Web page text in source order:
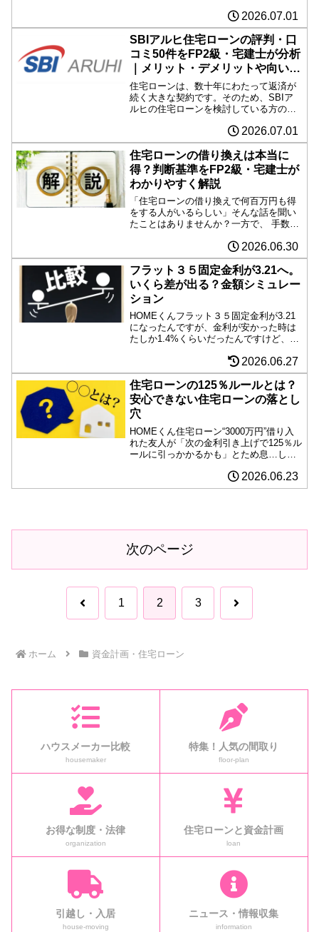
しょう。特にフラット35の取扱実績で知
られていますが、メリットばかりに注目
して契約すると...
2026.07.01
SBIアルヒ住宅ローンの評判・口
コミ50件をFP2級・宅建士が分析
｜メリット・デメリットや向いて
いる人も解説
住宅ローンは、数十年にわたって返済が
続く大きな契約です。そのため、SBIア
ルヒの住宅ローンを検討している方の中
コミは良い？悪い？」 「フラット35を選
んで後悔しない？」と気になっている方
も多いでしょう...
2026.07.01
住宅ローンの借り換えは本当に
得？判断基準をFP2級・宅建士が
わかりやすく解説
「住宅ローンの借り換えで何百万円も得
をする人がいるらしい」そんな話を聞い
たことはありませんか？一方で、 手数料
は？ 今のままの方が安心？と迷っている
人も多いでしょう。HOMEくんHOMEく
ん「先生、借り...
2026.06.30
フラット３５固定金利が3.21へ。
いくら差が出る？金額シミュレー
ション
HOMEくんフラット３５固定金利が3.21
になったんですが、金利が安かった時は
たしか1.4%くらいだったんですけど、借
るとどのくらい差が出ますか？■ 住宅ロ
ーン金利差をシミュレーション先生結論
から言う...
2026.06.27
住宅ローンの125％ルールとは？
安心できない住宅ローンの落とし
穴
HOMEくん住宅ローン“3000万円”借り入
れた友人が「次の金利引き上げで125％ル
ールに引っかかるかも」とため息…して
友人の「ため息」、これはかなり現実的
な不安から来ています。ポイントを噛み
2026.06.23
次のページ
前 1 2 3 次
ホーム 資金計画・住宅ローン
ハウスメーカー比較
housemaker
特集！人気の間取り
floor-plan
お得な制度・法律
organization
住宅ローンと資金計画
loan
引越し・入居
house-moving
ニュース・情報収集
information